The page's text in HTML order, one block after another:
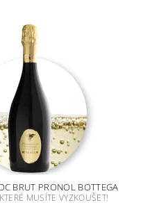
BRUT PRONOL BOTTEGA
MUSÍTE VYZKOUŠET!